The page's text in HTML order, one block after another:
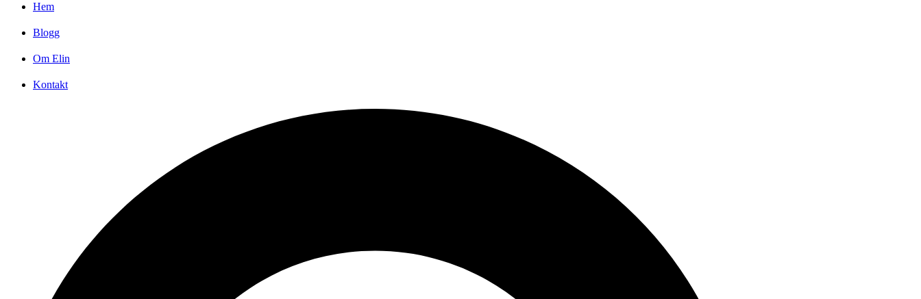
Hem
Blogg
Om Elin
Kontakt